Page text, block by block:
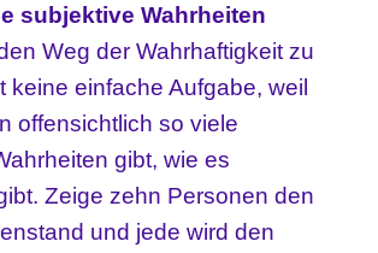
subjektive Wahrheiten
Weg der Wahrhaftigkeit zu
keine einfache Aufgabe, weil
offensichtlich so viele
gibt, wie es
Zeige zehn Personen den
und jede wird den